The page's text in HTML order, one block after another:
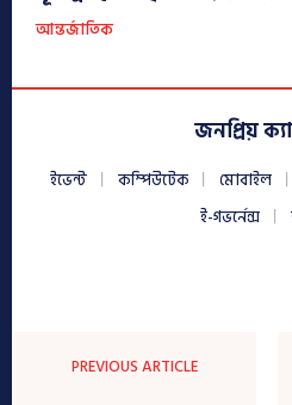
আন্তর্জাতিক
জনপ্রিয়
ইভেন্ট কম্পিউটেক মোবাইল
ই-গভর্নেন্স
PREVIOUS ARTICLE